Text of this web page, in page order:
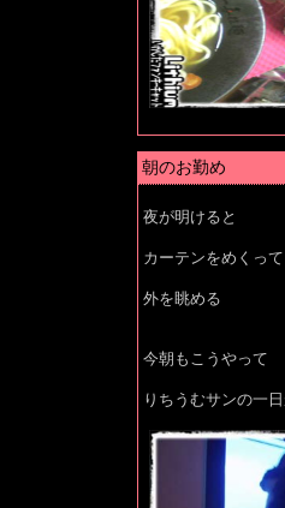
朝のお勤め
夜が明けると
カーテンをめくって
外を眺める
今朝もこうやって
りちうむサンの一